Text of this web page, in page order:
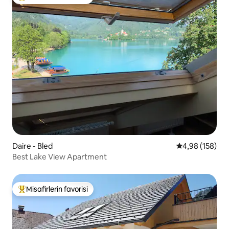
Daire - Bled 5 üzerinden
4,98 (158)
Best Lake View Apartment
Misafirlerin favorilerinden en beğenilenler arasında
Misafirlerin favorisi